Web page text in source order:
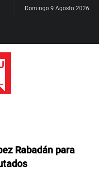
Domingo 9 Agosto 2026
Rabadán para